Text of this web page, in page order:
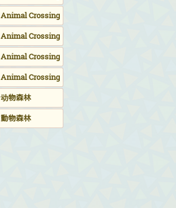
Animal Crossing
Animal Crossing
Animal Crossing
Animal Crossing
动物森林
動物森林